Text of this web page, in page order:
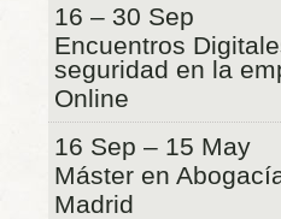
16 – 30 Sep
Encuentros
seguridad en la
Online
16 Sep – 15 May
Máster en
Madrid